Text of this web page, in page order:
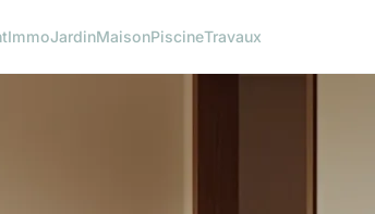
ImmoJardinMaisonPiscineTravaux